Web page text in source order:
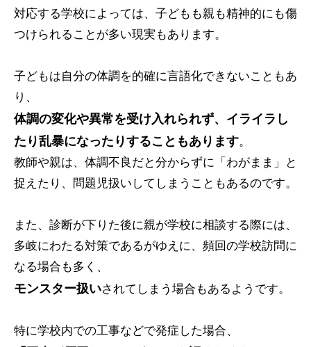
対応する学校によっては、子どもも親も精神的にも傷
つけられることが多い現実もあります。
子どもは自分の体調を的確に言語化できないこともあ
り、
体調の変化や異常を受け入れられず、イライラし
たり乱暴になったりすることもあります。
教師や親は、体調不良だと分からずに「わがまま」と
捉えたり、問題児扱いしてしまうこともあるのです。
また、診断が下りた後に親が学校に相談する際には、
多岐にわたる対策であるがゆえに、頻回の学校訪問に
なる場合も多く、
モンスター扱いされてしまう場合もあるようです。
特に学校内での工事などで発症した場合、